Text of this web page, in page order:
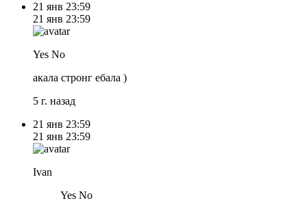
21 янв 23:59
21 янв 23:59
Yes No
акала стронг ебала )
5 г. назад
21 янв 23:59
21 янв 23:59
Ivan
Yes No